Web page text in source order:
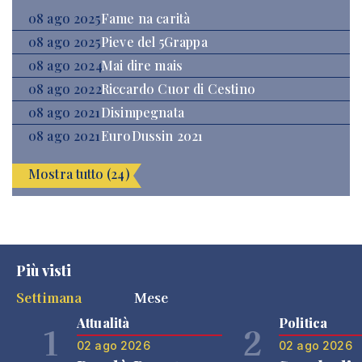
08 ago 2025Fame na carità
08 ago 2025Pieve del 5Grappa
08 ago 2024Mai dire mais
08 ago 2022Riccardo Cuor di Cestino
08 ago 2021Disimpegnata
08 ago 2021EuroDussin 2021
Mostra tutto (24)
Più visti
Settimana
Mese
1 Attualità
02 ago 2026 2 Politica
02 ago 2026